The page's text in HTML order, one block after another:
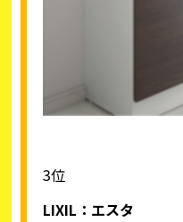
3位
LIXIL ：エスタ